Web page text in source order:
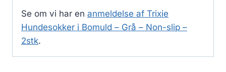
Se om vi har en anmeldelse af Trixie
Hundesokker i Bomuld – Grå – Non-slip –
2stk.